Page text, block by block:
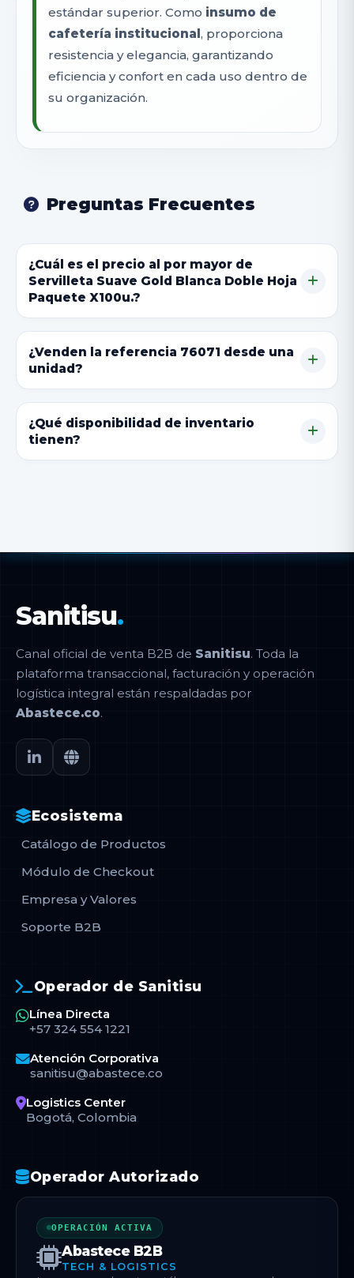
estándar superior. Como insumo de
cafetería institucional , proporciona
resistencia y elegancia, garantizando
eficiencia y confort en cada uso dentro de
su organización.
Preguntas Frecuentes
¿Cuál es el precio al por mayor de
Servilleta Suave Gold Blanca Doble Hoja
Paquete X100u.?
¿Venden la referencia 76071 desde una
unidad?
¿Qué disponibilidad de inventario
tienen?
Sanitisu.
Canal oficial de venta B2B de Sanitisu. Toda la
plataforma transaccional, facturación y operación
logística integral están respaldadas por
Abastece.co.
Ecosistema
Catálogo de Productos
Módulo de Checkout
Empresa y Valores
Soporte B2B
Operador de Sanitisu
Línea Directa
+57 324 554 1221
Atención Corporativa
sanitisu@abastece.co
Logistics Center
Bogotá, Colombia
Operador Autorizado
OPERACIÓN ACTIVA
Abastece B2B
TECH & LOGISTICS